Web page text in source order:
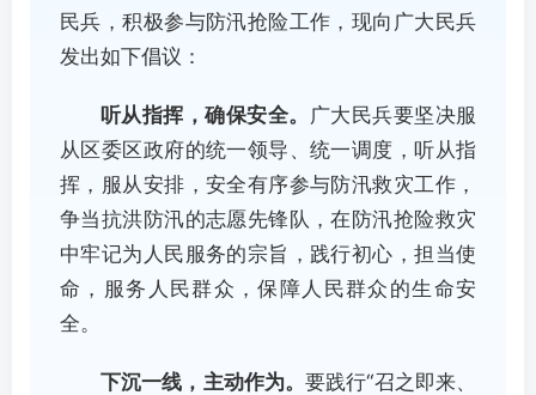
民兵，积极参与防汛抢险工作，现向广大民兵
发出如下倡议：
听从指挥，确保安全。 广大民兵要坚决服
从区委区政府的统一领导、统一调度，听从指
挥，服从安排，安全有序参与防汛救灾工作，
争当抗洪防汛的志愿先锋队，在防汛抢险救灾
中牢记为人民服务的宗旨，践行初心，担当使
命，服务人民群众，保障人民群众的生命安
全。
下沉一线，主动作为。要践行“召之即来、